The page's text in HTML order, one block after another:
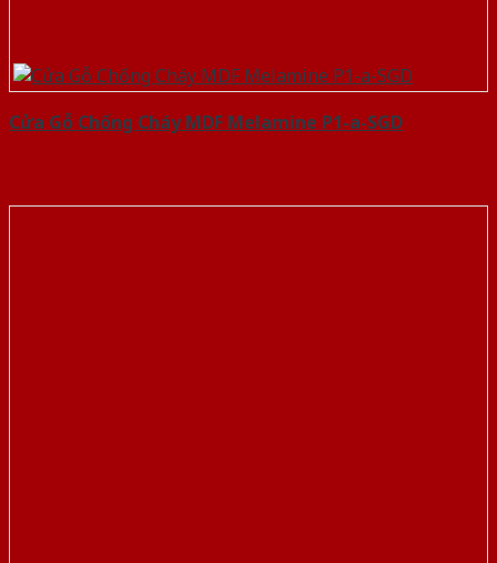
Cửa Gỗ Chống Cháy MDF Melamine P1-a-SGD